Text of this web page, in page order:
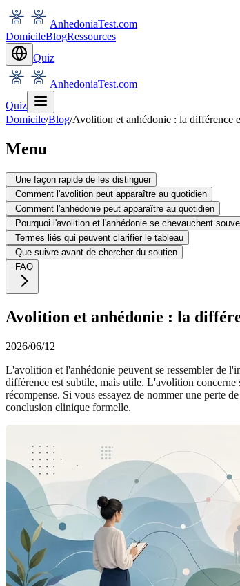
AnhedoniaTest.com
DomicileBlogRessources
Quiz
AnhedoniaTest.com
Quiz
Domicile/Blog/Avolition et anhédonie : la différence
Menu
Une façon rapide de les distinguer
Comment l'avolition peut apparaître au quotidien
Comment l'anhédonie peut apparaître au quotidien
Pourquoi l'avolition et l'anhédonie se chevauchent
Termes liés qui peuvent clarifier le tableau
Que suivre avant de chercher du soutien
FAQ
Avolition et anhédonie : la
2026/06/12
L'avolition et l'anhédonie peuvent se ressembler de
différence est subtile, mais utile. L'avolition
récompense. Si vous essayez de nommer une perte
conclusion clinique formelle.